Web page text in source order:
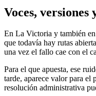
Voces, versiones
En La Victoria y también en
que todavía hay rutas
una vez el fallo cae con el
Para el que apuesta, ese
tarde, aparece valor para
resolución administrativa